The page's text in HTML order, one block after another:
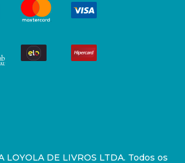
LOYOLA DE LIVROS LTDA. Todos os